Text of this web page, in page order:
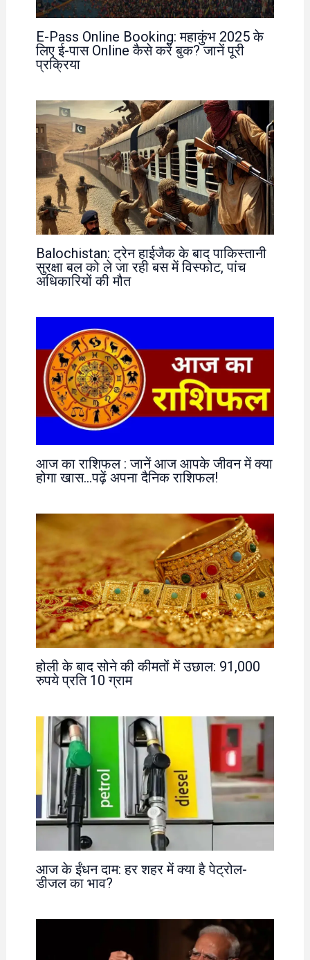
E-Pass Online Booking: महाकुंभ 2025 के
लिए ई-पास Online कैसे करें बुक? जानें पूरी
प्रक्रिया
Balochistan: ट्रेन हाईजैक के बाद पाकिस्तानी
सुरक्षा बल को ले जा रही बस में विस्फोट, पांच
अधिकारियों की मौत
आज का राशिफल : जानें आज आपके जीवन में क्या
होगा खास…पढ़ें अपना दैनिक राशिफल!
होली के बाद सोने की कीमतों में उछाल: 91,000
रुपये प्रति 10 ग्राम
आज के ईंधन दाम: हर शहर में क्या है पेट्रोल-
डीजल का भाव?